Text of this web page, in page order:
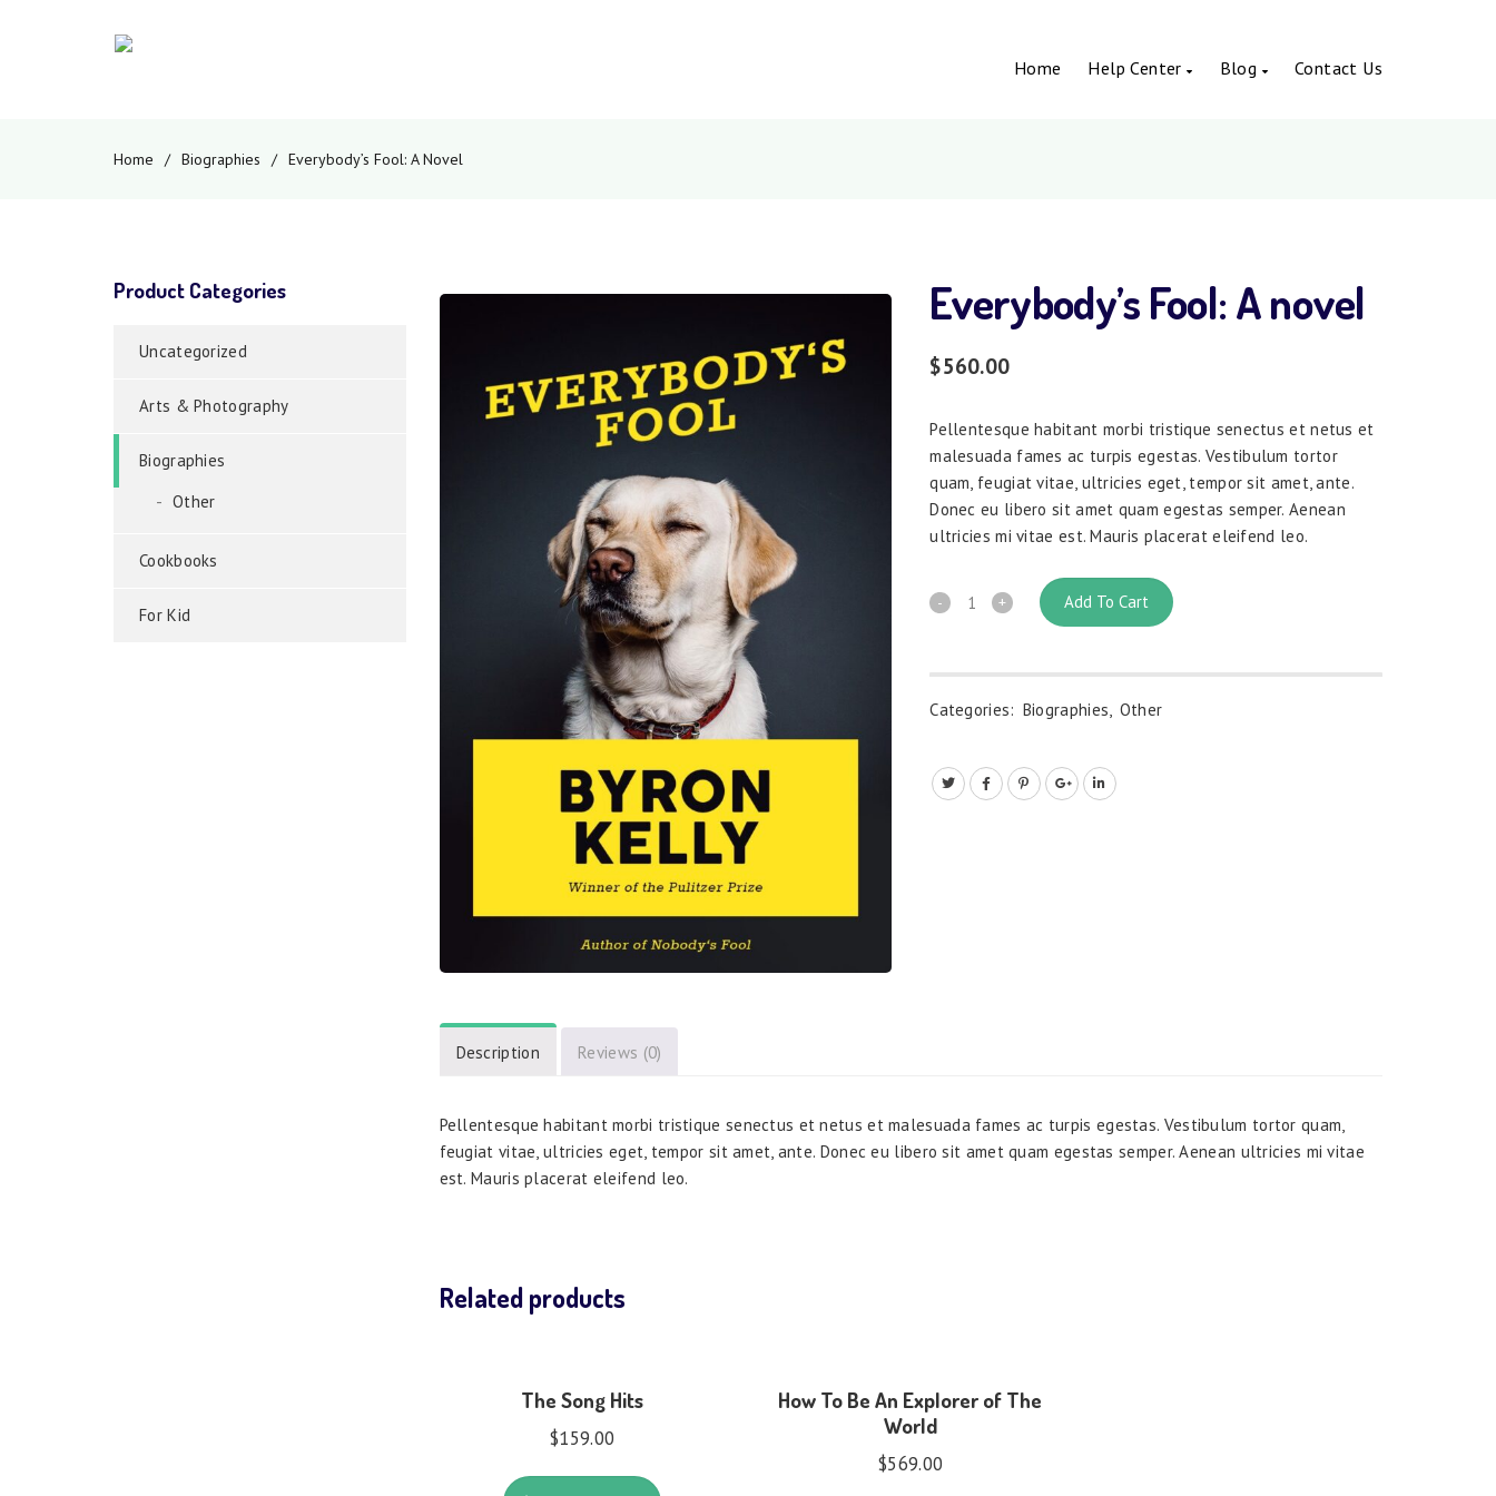
Home Help Center Blog Contact Us
Home / Biographies / Everybody’s Fool: A Novel
Product Categories
Uncategorized
Arts & Photography
Biographies
Other
Cookbooks
For Kid
Everybody’s Fool: A novel
$560.00
Pellentesque habitant morbi tristique senectus et netus et
malesuada fames ac turpis egestas. Vestibulum tortor
quam, feugiat vitae, ultricies eget, tempor sit amet, ante.
Donec eu libero sit amet quam egestas semper. Aenean
ultricies mi vitae est. Mauris placerat eleifend leo.
Add To Cart
Categories: Biographies, Other
Description Reviews (0)
Pellentesque habitant morbi tristique senectus et netus et malesuada fames ac turpis egestas. Vestibulum tortor quam,
feugiat vitae, ultricies eget, tempor sit amet, ante. Donec eu libero sit amet quam egestas semper. Aenean ultricies mi vitae
est. Mauris placerat eleifend leo.
Related products
The Song Hits
$159.00
How To Be An Explorer of The
World
$569.00